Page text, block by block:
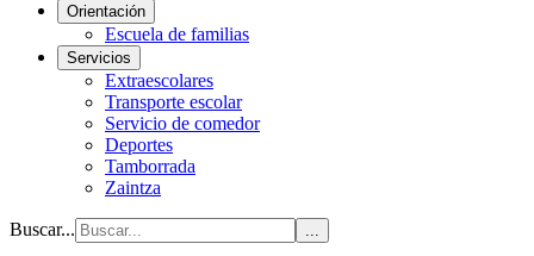
Orientación
Escuela de familias
Servicios
Extraescolares
Transporte escolar
Servicio de comedor
Deportes
Tamborrada
Zaintza
Buscar... ...